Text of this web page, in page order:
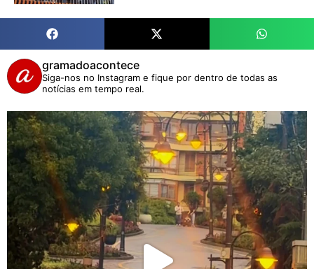
gramadoacontece
Siga-nos no Instagram e fique por dentro de todas as
notícias em tempo real.